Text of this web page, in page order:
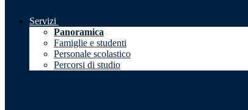
Servizi
Panoramica
Famiglie e studenti
Personale scolastico
Percorsi di studio